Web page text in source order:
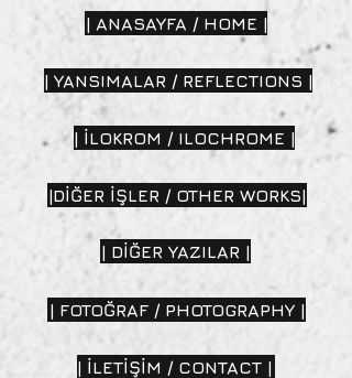
| YANSIMALAR / REFLECTIONS |
| İLOKROM / ILOCHROME |
| DİĞER YAZILAR |
| FOTOĞRAF / PHOTOGRAPHY |
|DİĞER İŞLER / OTHER WORKS|
| ANASAYFA / HOME |
| İLETİŞİM / CONTACT |